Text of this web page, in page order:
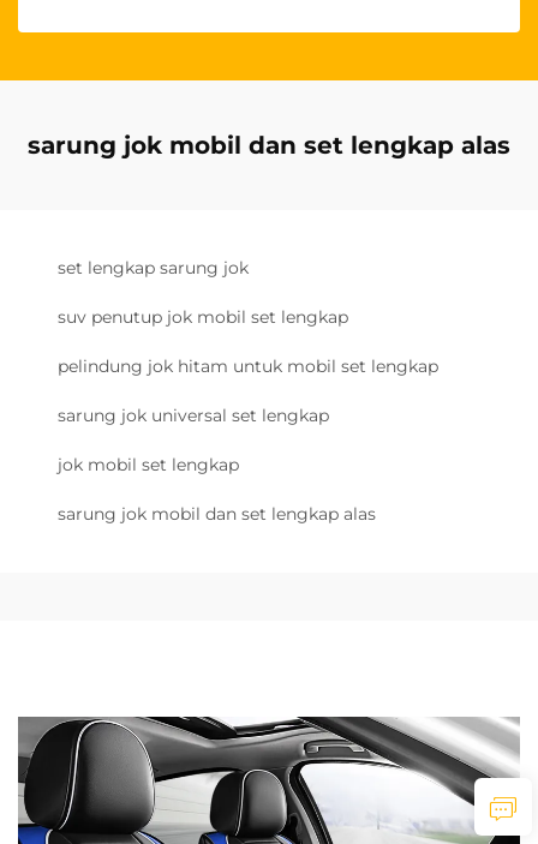
sarung jok mobil dan set lengkap alas
set lengkap sarung jok
suv penutup jok mobil set lengkap
pelindung jok hitam untuk mobil set lengkap
sarung jok universal set lengkap
jok mobil set lengkap
sarung jok mobil dan set lengkap alas